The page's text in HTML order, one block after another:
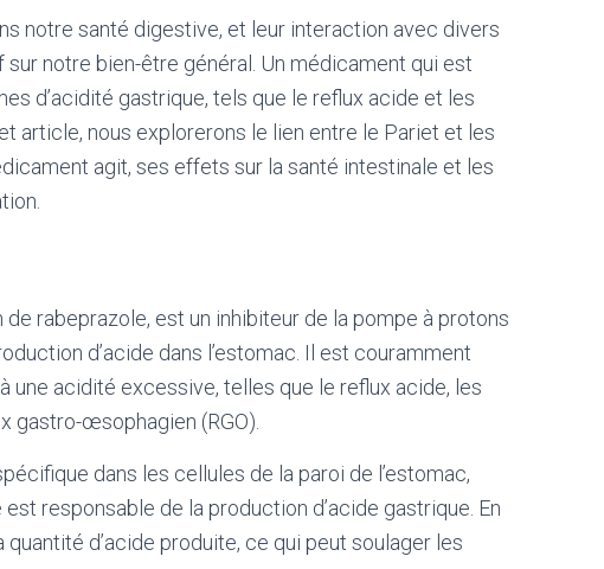
notre santé digestive, et leur interaction avec divers
notre bien-être général. Un médicament qui est
d’acidité gastrique, tels que le reflux acide et les
article, nous explorerons le lien entre le Pariet et les
agit, ses effets sur la santé intestinale et les
rabeprazole, est un inhibiteur de la pompe à protons
d’acide dans l’estomac. Il est couramment
acidité excessive, telles que le reflux acide, les
gastro-œsophagien (RGO).
dans les cellules de la paroi de l’estomac,
responsable de la production d’acide gastrique. En
d’acide produite, ce qui peut soulager les